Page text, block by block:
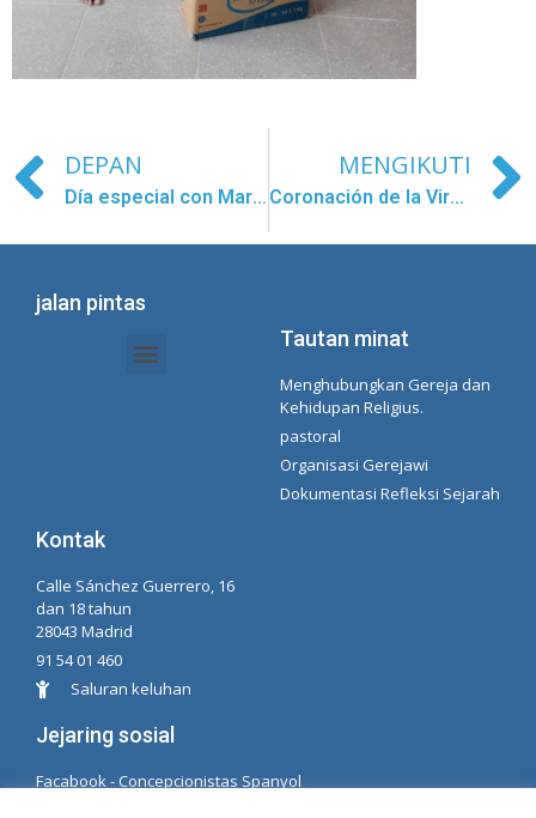
DEPAN
Día especial con María en el Centro infantil de Chongnung
MENGIKUTI
Coronación de la Virgen en Montabán
jalan pintas
Tautan minat
Menghubungkan Gereja dan
Kehidupan Religius.
pastoral
Organisasi Gerejawi
Dokumentasi Refleksi Sejarah
Kontak
Calle Sánchez Guerrero, 16
dan 18 tahun
28043 Madrid
91 54 01 460
Saluran keluhan
Jejaring sosial
Facabook - Concepcionistas Spanyol